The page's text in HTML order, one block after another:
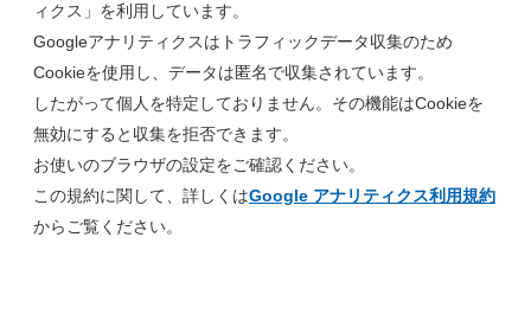
ィクス」を利用しています。
Googleアナリティクスはトラフィックデータ収集のため
Cookieを使用し、データは匿名で収集されています。
したがって個人を特定しておりません。その機能はCookieを
無効にすると収集を拒否できます。
お使いのブラウザの設定をご確認ください。
この規約に関して、詳しくはGoogle アナリティクス利用規約
からご覧ください。